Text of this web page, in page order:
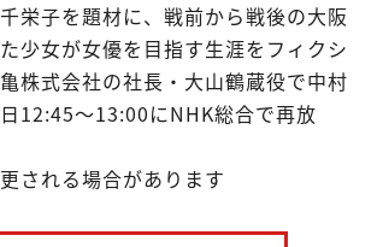
栄子を題材に、戦前から戦後の大阪
少女が女優を目指す生涯をフィクシ
株式会社の社長・大山鶴蔵役で中村
12:45～13:00にNHK総合で再放
される場合があります